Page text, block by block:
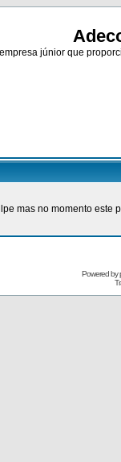
júnior que
mas no momento este
Powered by